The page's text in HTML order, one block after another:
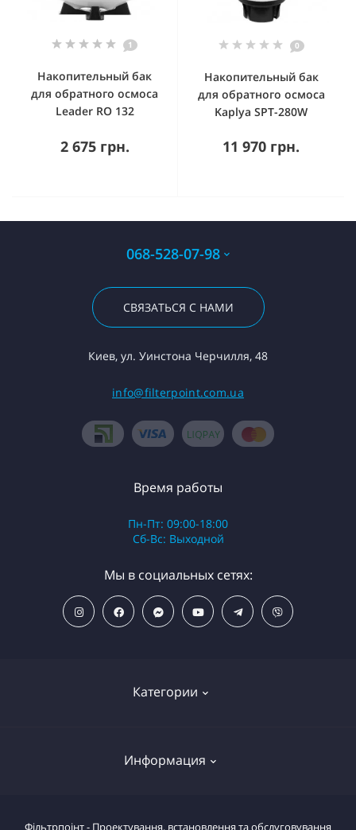
1
Накопительный бак
для обратного осмоса
Leader RO 132
2 675 грн.
0
Накопительный бак
для обратного осмоса
Kaplya SPT-280W
11 970 грн.
068-528-07-98
СВЯЗАТЬСЯ С НАМИ
Киев, ул. Уинстона Черчилля, 48
info@filterpoint.com.ua
Категории
ПОПУЛЯРНЫЕ ТОВАРЫ
Информация
Время работы
Пн-Пт: 09:00-18:00
Сб-Вс: Выходной
Мы в социальных сетях:
Фільтрпоінт - Проектування, встановлення та обслуговування